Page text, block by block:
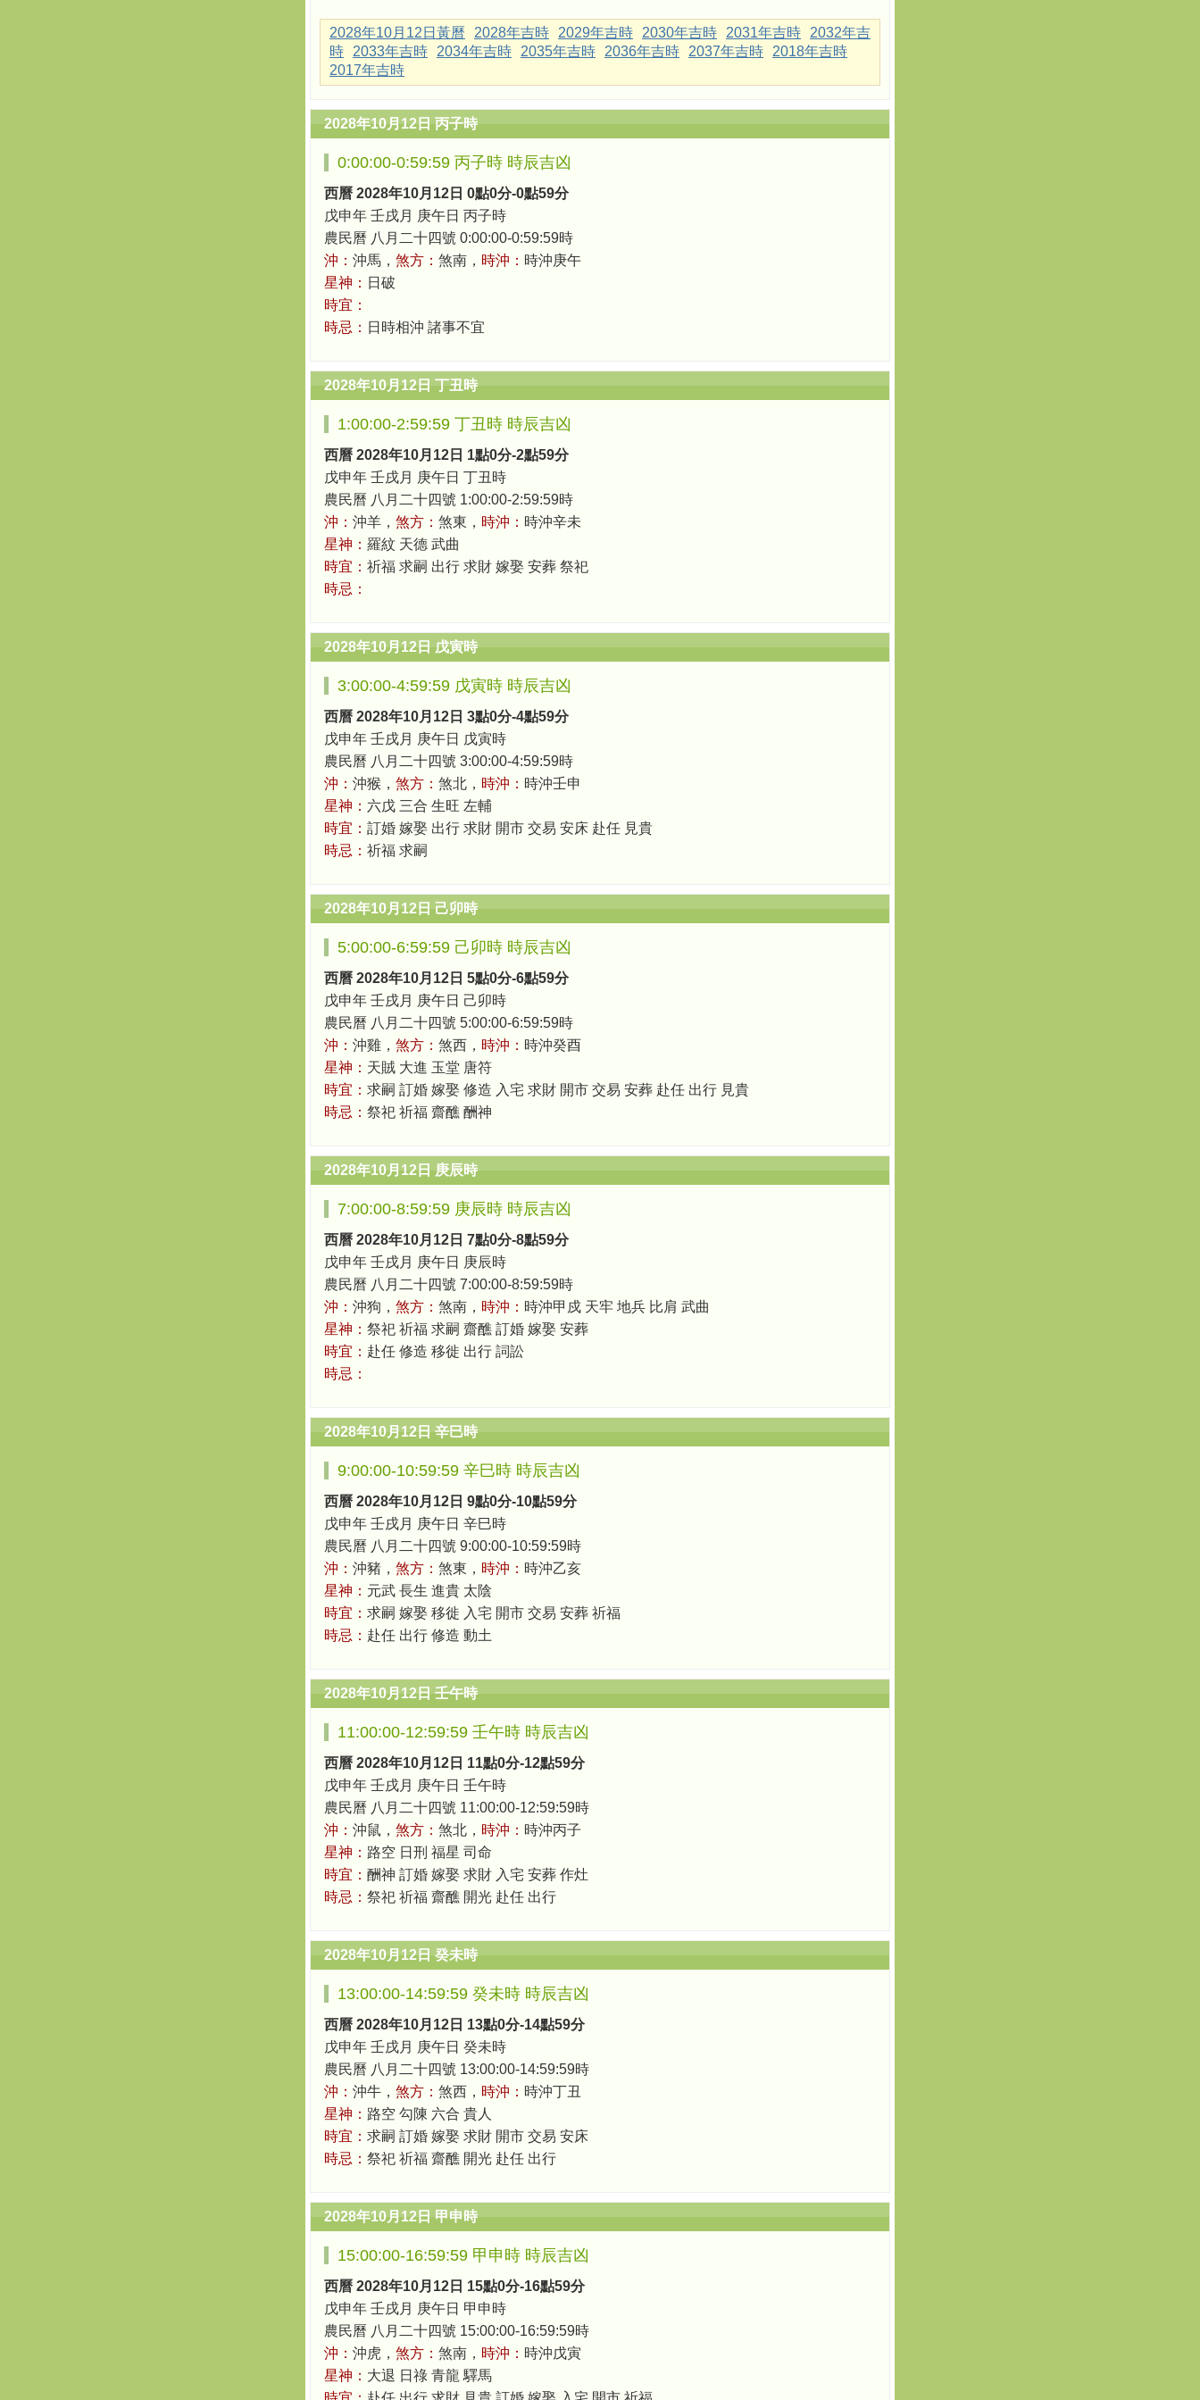
2028年10月12日黃曆 2028年吉時 2029年吉時 2030年吉時 2031年吉時
2032年吉
時
2033年吉時 2034年吉時 2035年吉時 2036年吉時 2037年吉時
2018年吉時
2017年吉時
2028年10月12日 丙子時
0:00:00-0:59:59 丙子時 時辰吉凶
西曆 2028年10月12日 0點0分-0點59分
戊申年 壬戌月 庚午日 丙子時
農民曆 八月二十四號 0:00:00-0:59:59時
沖： 沖馬， 煞方： 煞南， 時沖： 時沖庚午
星神： 日破
時宜：
時忌： 日時相沖 諸事不宜
2028年10月12日 丁丑時
1:00:00-2:59:59 丁丑時 時辰吉凶
西曆 2028年10月12日 1點0分-2點59分
戊申年 壬戌月 庚午日 丁丑時
農民曆 八月二十四號 1:00:00-2:59:59時
沖： 沖羊， 煞方： 煞東， 時沖： 時沖辛未
星神： 羅紋 天德 武曲
時宜： 祈福 求嗣 出行 求財 嫁娶 安葬 祭祀
時忌：
2028年10月12日 戊寅時
3:00:00-4:59:59 戊寅時 時辰吉凶
西曆 2028年10月12日 3點0分-4點59分
戊申年 壬戌月 庚午日 戊寅時
農民曆 八月二十四號 3:00:00-4:59:59時
沖： 沖猴， 煞方： 煞北， 時沖： 時沖壬申
星神： 六戊 三合 生旺 左輔
時宜： 訂婚 嫁娶 出行 求財 開市 交易 安床 赴任 見貴
時忌： 祈福 求嗣
2028年10月12日 己卯時
5:00:00-6:59:59 己卯時 時辰吉凶
西曆 2028年10月12日 5點0分-6點59分
戊申年 壬戌月 庚午日 己卯時
農民曆 八月二十四號 5:00:00-6:59:59時
沖： 沖雞， 煞方： 煞西， 時沖： 時沖癸酉
星神： 天賊 大進 玉堂 唐符
時宜： 求嗣 訂婚 嫁娶 修造 入宅 求財 開市 交易 安葬 赴任 出行 見貴
時忌： 祭祀 祈福 齋醮 酬神
2028年10月12日 庚辰時
7:00:00-8:59:59 庚辰時 時辰吉凶
西曆 2028年10月12日 7點0分-8點59分
戊申年 壬戌月 庚午日 庚辰時
農民曆 八月二十四號 7:00:00-8:59:59時
沖： 沖狗， 煞方： 煞南， 時沖： 時沖甲戍 天牢 地兵 比肩 武曲
星神： 祭祀 祈福 求嗣 齋醮 訂婚 嫁娶 安葬
時宜： 赴任 修造 移徙 出行 詞訟
時忌：
2028年10月12日 辛巳時
9:00:00-10:59:59 辛巳時 時辰吉凶
西曆 2028年10月12日 9點0分-10點59分
戊申年 壬戌月 庚午日 辛巳時
農民曆 八月二十四號 9:00:00-10:59:59時
沖： 沖豬， 煞方： 煞東， 時沖： 時沖乙亥
星神： 元武 長生 進貴 太陰
時宜： 求嗣 嫁娶 移徙 入宅 開市 交易 安葬 祈福
時忌： 赴任 出行 修造 動土
2028年10月12日 壬午時
11:00:00-12:59:59 壬午時 時辰吉凶
西曆 2028年10月12日 11點0分-12點59分
戊申年 壬戌月 庚午日 壬午時
農民曆 八月二十四號 11:00:00-12:59:59時
沖： 沖鼠， 煞方： 煞北， 時沖： 時沖丙子
星神： 路空 日刑 福星 司命
時宜： 酬神 訂婚 嫁娶 求財 入宅 安葬 作灶
時忌： 祭祀 祈福 齋醮 開光 赴任 出行
2028年10月12日 癸未時
13:00:00-14:59:59 癸未時 時辰吉凶
西曆 2028年10月12日 13點0分-14點59分
戊申年 壬戌月 庚午日 癸未時
農民曆 八月二十四號 13:00:00-14:59:59時
沖： 沖牛， 煞方： 煞西， 時沖： 時沖丁丑
星神： 路空 勾陳 六合 貴人
時宜： 求嗣 訂婚 嫁娶 求財 開市 交易 安床
時忌： 祭祀 祈福 齋醮 開光 赴任 出行
2028年10月12日 甲申時
15:00:00-16:59:59 甲申時 時辰吉凶
西曆 2028年10月12日 15點0分-16點59分
戊申年 壬戌月 庚午日 甲申時
農民曆 八月二十四號 15:00:00-16:59:59時
沖： 沖虎， 煞方： 煞南， 時沖： 時沖戊寅
星神： 大退 日祿 青龍 驛馬